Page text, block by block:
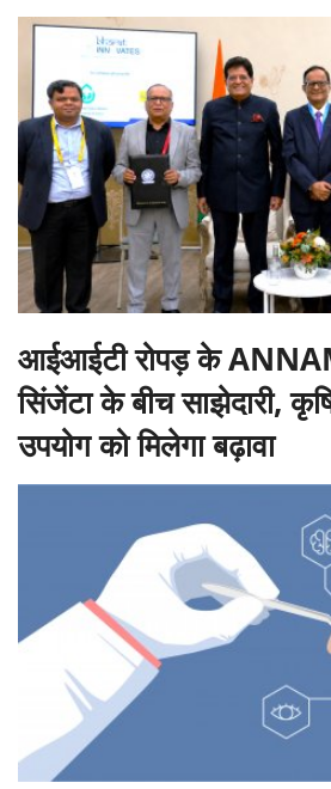
आईआईटी रोपड़ के
सिंजेंटा के बीच साझेदारी,
उपयोग को मिलेगा बढ़ावा